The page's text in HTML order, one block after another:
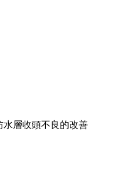
水層收頭不良的改善